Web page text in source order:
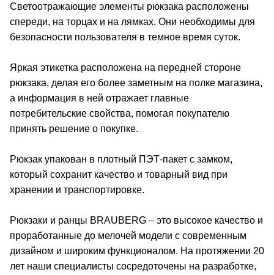
Светоотражающие элементы рюкзака расположены
спереди, на торцах и на лямках. Они необходимы для
безопасности пользователя в темное время суток.
Яркая этикетка расположена на передней стороне
рюкзака, делая его более заметным на полке магазина,
а информация в ней отражает главные
потребительские свойства, помогая покупателю
принять решение о покупке.
Рюкзак упакован в плотный ПЭТ-пакет с замком,
который сохранит качество и товарный вид при
хранении и транспортировке.
Рюкзаки и ранцы BRAUBERG – это высокое качество и
проработанные до мелочей модели с современным
дизайном и широким функционалом. На протяжении 20
лет наши специалисты сосредоточены на разработке,